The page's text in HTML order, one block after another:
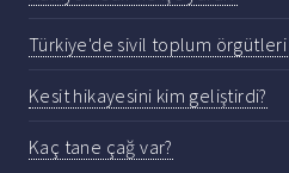
Türkiye'de sivil toplum
Kesit hikayesini kim geliştirdi?
Kaç tane çağ var?